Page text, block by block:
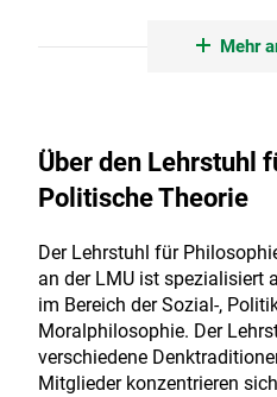
Mehr
Über den Lehrstuhl
Politische Theorie
Der Lehrstuhl für
an der LMU ist spezialisiert
im Bereich der Sozial-,
Moralphilosophie. Der
verschiedene
Mitglieder konzentrieren